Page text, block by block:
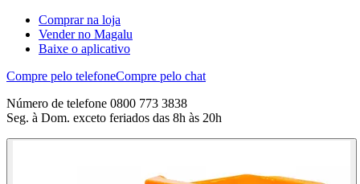
Comprar na loja
Vender no Magalu
Baixe o aplicativo
Compre pelo telefoneCompre pelo chat
Número de telefone 0800 773 3838
Seg. à Dom. exceto feriados das 8h às 20h